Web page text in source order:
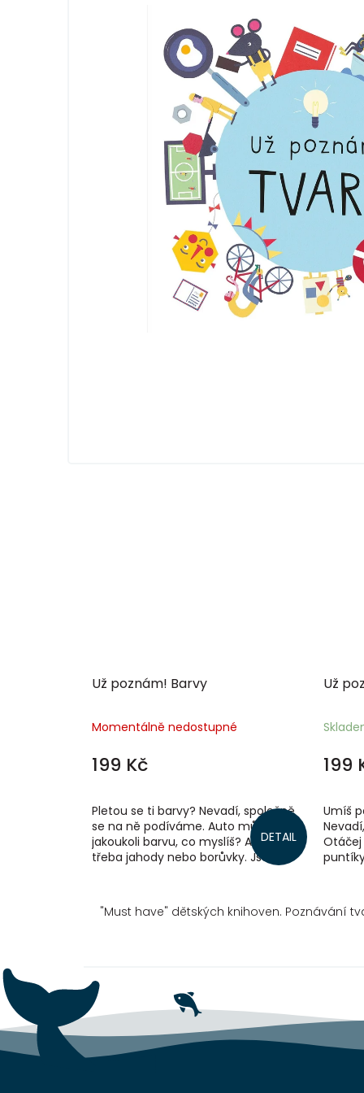
Už poznám! Barvy
Momentálně nedostupné
199 Kč
DETAIL
Pletou se ti barvy? Nevadí, společně
se na ně podíváme. Auto může mít
jakoukoli barvu, co myslíš? Ale co
třeba jahody nebo borůvky. Jsou
Už
199
Umíš
"Must have" dětských knihoven. Poznávání